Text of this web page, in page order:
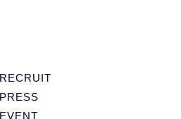
RECRUIT
PRESS
EVENT